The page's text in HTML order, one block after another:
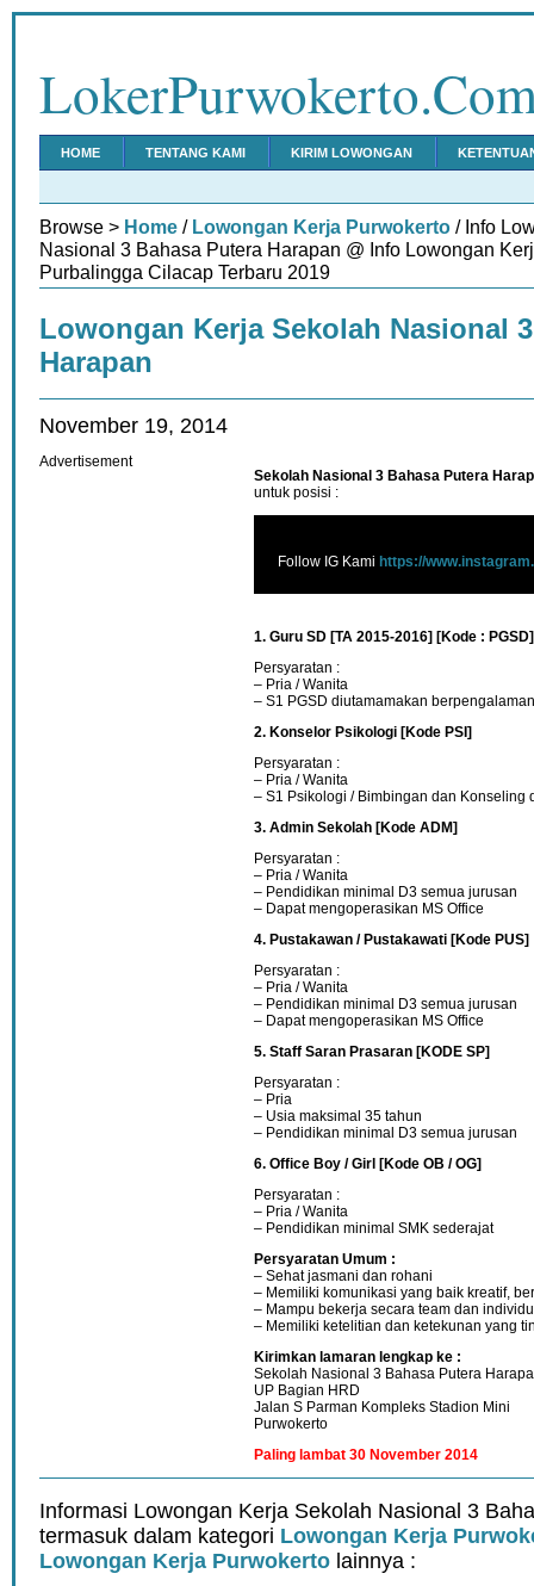
HOME TENTANG KAMI KIRIM LOWONGAN
Browse > Home / Lowongan Kerja Purwokerto / Info
Nasional 3 Bahasa Putera Harapan @ Info Lowongan
Purbalingga Cilacap Terbaru 2019
Lowongan Kerja Sekolah Nasional
Harapan
November 19, 2014
Sekolah Nasional 3 Bahasa Putera
untuk posisi :
Follow IG Kami https://
1. Guru SD [TA 2015-2016] [Kode : PGSD]
Persyaratan :
– Pria / Wanita
– S1 PGSD diutamamakan berpengalaman
2. Konselor Psikologi [Kode PSI]
Persyaratan :
– Pria / Wanita
– S1 Psikologi / Bimbingan dan Konseling
3. Admin Sekolah [Kode ADM]
Persyaratan :
– Pria / Wanita
– Pendidikan minimal D3 semua jurusan
– Dapat mengoperasikan MS Office
4. Pustakawan / Pustakawati [Kode PUS]
Persyaratan :
– Pria / Wanita
– Pendidikan minimal D3 semua jurusan
– Dapat mengoperasikan MS Office
5. Staff Saran Prasaran [KODE SP]
Persyaratan :
– Pria
– Usia maksimal 35 tahun
– Pendidikan minimal D3 semua jurusan
6. Office Boy / Girl [Kode OB / OG]
Persyaratan :
– Pria / Wanita
– Pendidikan minimal SMK sederajat
Persyaratan Umum :
– Sehat jasmani dan rohani
– Memiliki komunikasi yang baik kreatif,
– Mampu bekerja secara team dan individu
– Memiliki ketelitian dan ketekunan yang
Kirimkan lamaran lengkap ke :
Sekolah Nasional 3 Bahasa Putera
UP Bagian HRD
Jalan S Parman Kompleks Stadion Mini
Purwokerto
Paling lambat 30 November 2014
Advertisement
Informasi Lowongan Kerja Sekolah Nasional 3
termasuk dalam kategori Lowongan Kerja
Lowongan Kerja Purwokerto lainnya :